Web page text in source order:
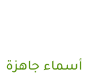
أسماء جاهزة